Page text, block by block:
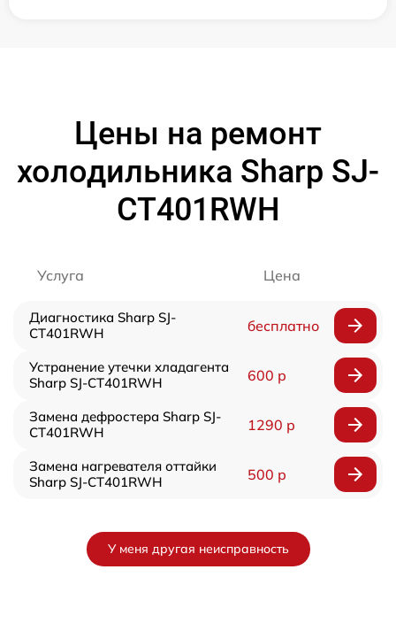
Цены на ремонт
холодильника Sharp SJ-
CT401RWH
Услуга Цена
Диагностика Sharp SJ-
CT401RWH
бесплатно
Устранение утечки хладагента
Sharp SJ-CT401RWH
600 р
Замена дефростера Sharp SJ-
CT401RWH
1290 р
Замена нагревателя оттайки
Sharp SJ-CT401RWH
500 р
У меня другая неисправность